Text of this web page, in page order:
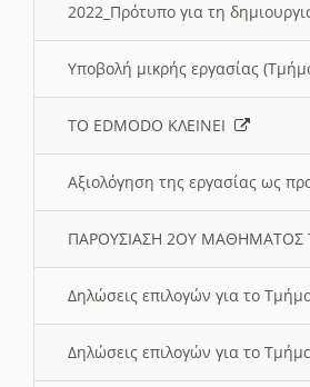
2022_Πρότυπο για τη
Υποβολή μικρής εργασίας
ΤΟ EDMODO ΚΛΕΙΝΕΙ
Αξιολόγηση της εργασίας ως
ΠΑΡΟΥΣΙΑΣΗ 2ΟΥ
Δηλώσεις επιλογών για το
Δηλώσεις επιλογών για το